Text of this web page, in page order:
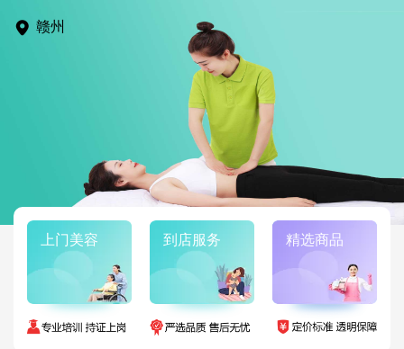
赣州
上门美容 到店服务 精选商品